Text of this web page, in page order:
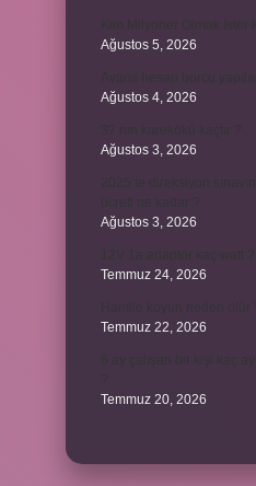
Ağustos 5, 2026
Ağustos 4, 2026
Ağustos 3, 2026
Ağustos 3, 2026
Temmuz 24, 2026
Temmuz 22, 2026
Temmuz 20, 2026